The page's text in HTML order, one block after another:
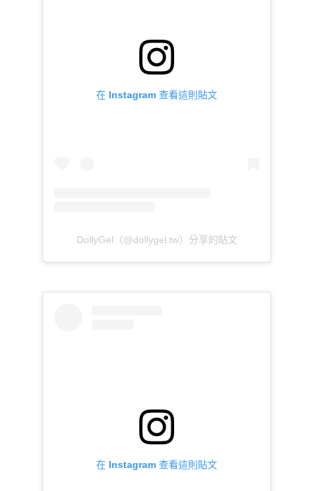
在 Instagram 查看這則貼文
DollyGel（@dollygel.tw）分享的貼文
在 Instagram 查看這則貼文